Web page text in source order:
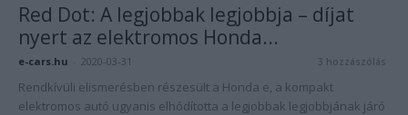
Red Dot: A legjobbak legjobbja – díjat
nyert az elektromos Honda...
e-cars.hu 2020-03-31 3 hozzászólás
Rendkívüli elismerésben részesült a Honda e, a kompakt
elektromos autó ugyanis elhódította a legjobbak legjobbjának járó